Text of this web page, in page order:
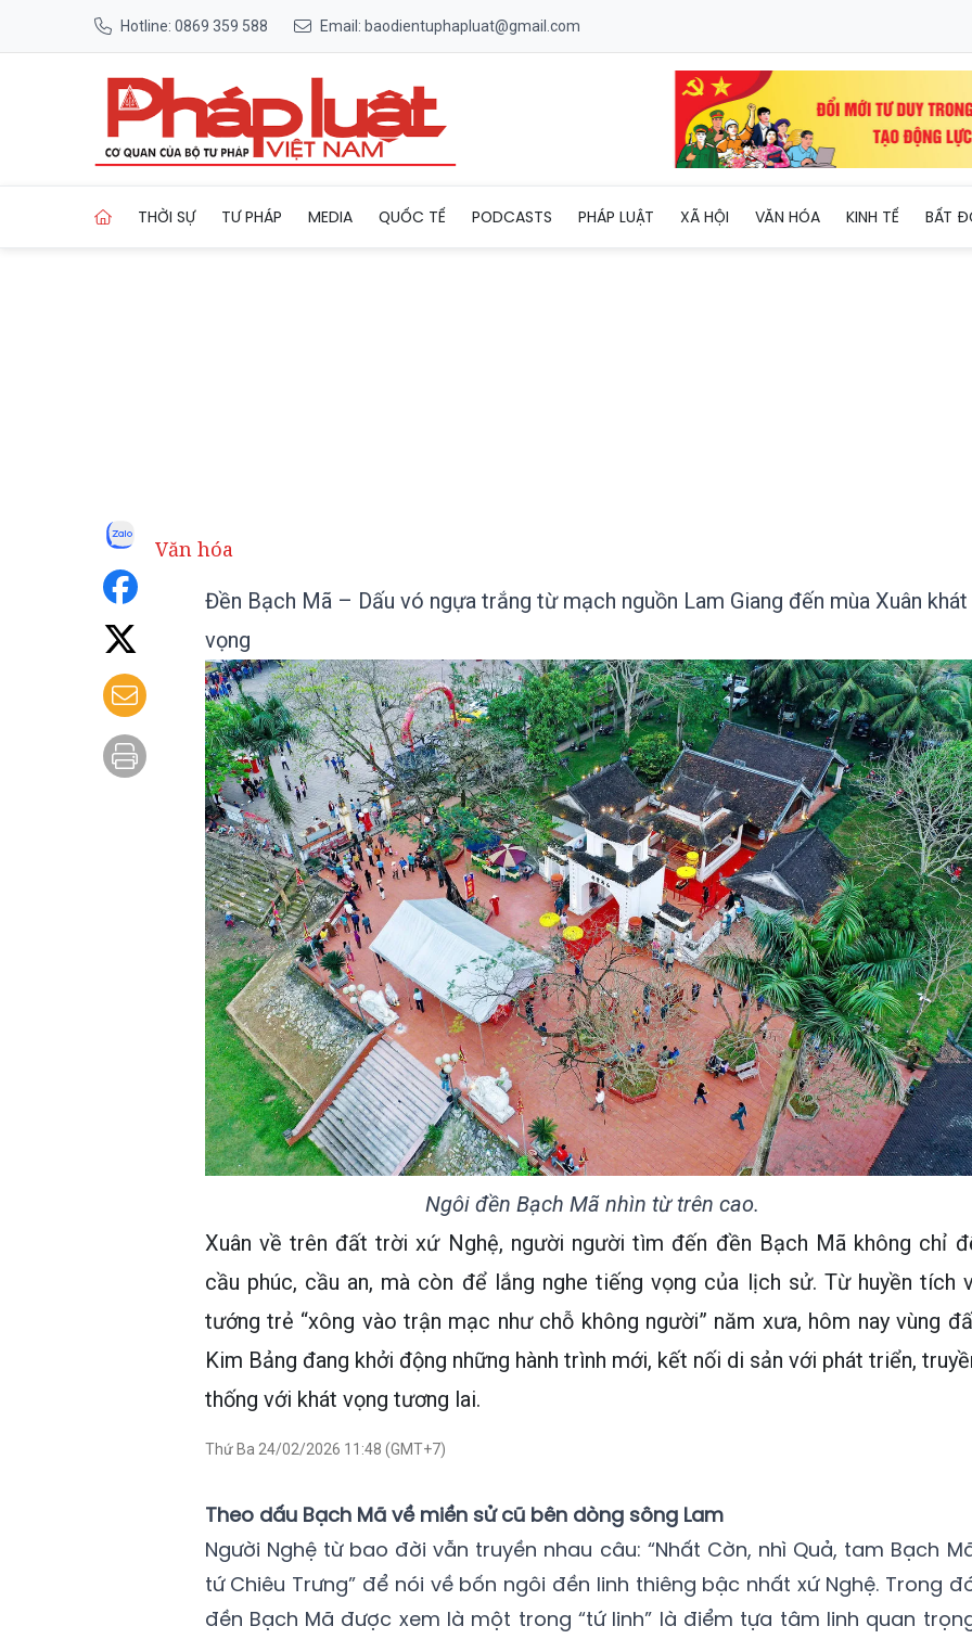
Hotline: 0869 359 588 Email: baodientuphapluat@gmail.com
THỜI SỰ TƯ PHÁP MEDIA QUỐC TẾ PODCASTS PHÁP LUẬT XÃ HỘI VĂN HÓA KINH TẾ BẤT
Văn hóa
Đền Bạch Mã – Dấu vó ngựa trắng từ mạch nguồn Lam Giang đến mùa Xuân khát
vọng
Ngôi đền Bạch Mã nhìn từ trên cao.
Xuân về trên đất trời xứ Nghệ, người người tìm đến đền Bạch Mã không chỉ
cầu phúc, cầu an, mà còn để lắng nghe tiếng vọng của lịch sử. Từ huyền tích
tướng trẻ “xông vào trận mạc như chỗ không người” năm xưa, hôm nay vùng
Kim Bảng đang khởi động những hành trình mới, kết nối di sản với phát triển,
thống với khát vọng tương lai.
Thứ Ba 24/02/2026 11:48 (GMT+7)
Theo dấu Bạch Mã về miền sử cũ bên dòng sông Lam
Người Nghệ từ bao đời vẫn truyền nhau câu: “Nhất Cờn, nhì Quả, tam Bạch
tứ Chiêu Trưng” để nói về bốn ngôi đền linh thiêng bậc nhất xứ Nghệ. Trong
đền Bạch Mã được xem là một trong “tứ linh” là điểm tựa tâm linh quan